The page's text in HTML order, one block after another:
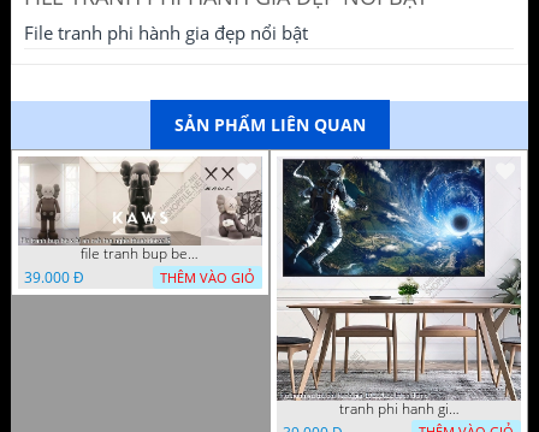
File tranh phi hành gia đẹp nổi bật
SẢN PHẨM LIÊN QUAN
file tranh bup be x bi an cah tan nghe thuat decor 5
39.000 Đ
THÊM VÀO GIỎ
tranh phi hanh gia file tranh vu tru phi hanh gia 19122022 thien